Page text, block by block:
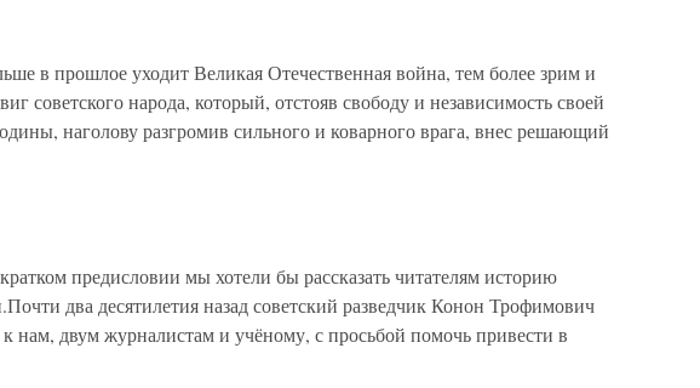
в прошлое уходит Великая Отечественная война, тем более зрим и
советского народа, который, отстояв свободу и независимость своей
наголову разгромив сильного и коварного врага, внес решающий
предисловии мы хотели бы рассказать читателям историю
два десятилетия назад советский разведчик Конон Трофимович
нам, двум журналистам и учёному, с просьбой помочь привести в